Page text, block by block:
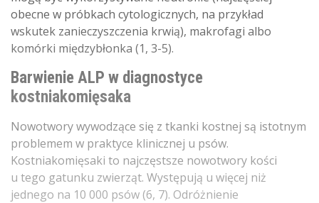
obecne w próbkach cytologicznych, na przykład
wskutek zanieczyszczenia krwią), makrofagi albo
komórki międzybłonka (1, 3-5).
Barwienie ALP w diagnostyce
kostniakomięsaka
Nowotwory wywodzące się z tkanki kostnej są istotnym
problemem w praktyce klinicznej u psów.
Kostniakomięsaki to najczęstsze nowotwory kości
u tego gatunku zwierząt. Występują u więcej niż
jednego na 10 000 psów (6, 7). Odróżnienie